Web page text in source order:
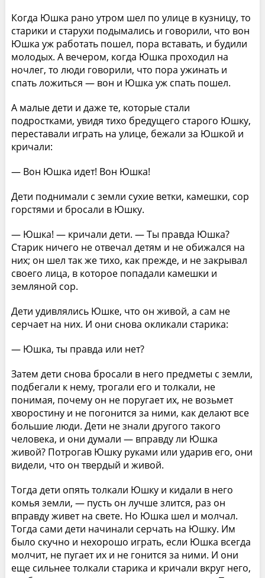
Когда Юшка рано утром шел по улице в кузницу, то
старики и старухи подымались и говорили, что вон
Юшка уж работать пошел, пора вставать, и будили
молодых. А вечером, когда Юшка проходил на
ночлег, то люди говорили, что пора ужинать и
спать ложиться — вон и Юшка уж спать пошел.
А малые дети и даже те, которые стали
подростками, увидя тихо бредущего старого Юшку,
переставали играть на улице, бежали за Юшкой и
кричали:
— Вон Юшка идет! Вон Юшка!
Дети поднимали с земли сухие ветки, камешки, сор
горстями и бросали в Юшку.
— Юшка! — кричали дети. — Ты правда Юшка?
Старик ничего не отвечал детям и не обижался на
них; он шел так же тихо, как прежде, и не закрывал
своего лица, в которое попадали камешки и
земляной сор.
Дети удивлялись Юшке, что он живой, а сам не
серчает на них. И они снова окликали старика:
— Юшка, ты правда или нет?
Затем дети снова бросали в него предметы с земли,
подбегали к нему, трогали его и толкали, не
понимая, почему он не поругает их, не возьмет
хворостину и не погонится за ними, как делают все
большие люди. Дети не знали другого такого
человека, и они думали — вправду ли Юшка
живой? Потрогав Юшку руками или ударив его, они
видели, что он твердый и живой.
Тогда дети опять толкали Юшку и кидали в него
комья земли, — пусть он лучше злится, раз он
вправду живет на свете. Но Юшка шел и молчал.
Тогда сами дети начинали серчать на Юшку. Им
было скучно и нехорошо играть, если Юшка всегда
молчит, не пугает их и не гонится за ними. И они
еще сильнее толкали старика и кричали вкруг него,